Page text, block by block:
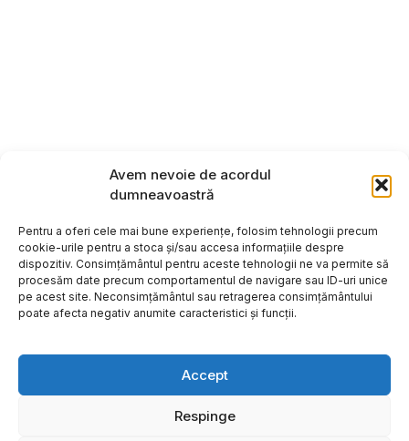
Avem nevoie de acordul
dumneavoastră
Pentru a oferi cele mai bune experiențe, folosim tehnologii precum
cookie-urile pentru a stoca și/sau accesa informațiile despre
dispozitiv. Consimțământul pentru aceste tehnologii ne va permite să
procesăm date precum comportamentul de navigare sau ID-uri unice
pe acest site. Neconsimțământul sau retragerea consimțământului
poate afecta negativ anumite caracteristici și funcții.
Accept
Respinge
Copyright ©2026